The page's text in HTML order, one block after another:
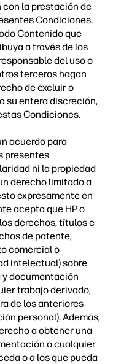
la prestación de
Condiciones.
Contenido que
a través de los
del uso o
terceros hagan
de excluir o
su entera discreción,
Condiciones.
acuerdo para
presentes
ni la propiedad
derecho limitado a
expresamente en
acepta que HP o
derechos, títulos e
de patente,
comercial o
intelectual) sobre
documentación
trabajo derivado,
de los anteriores
personal). Además,
a obtener una
o cualquier
o a los que pueda